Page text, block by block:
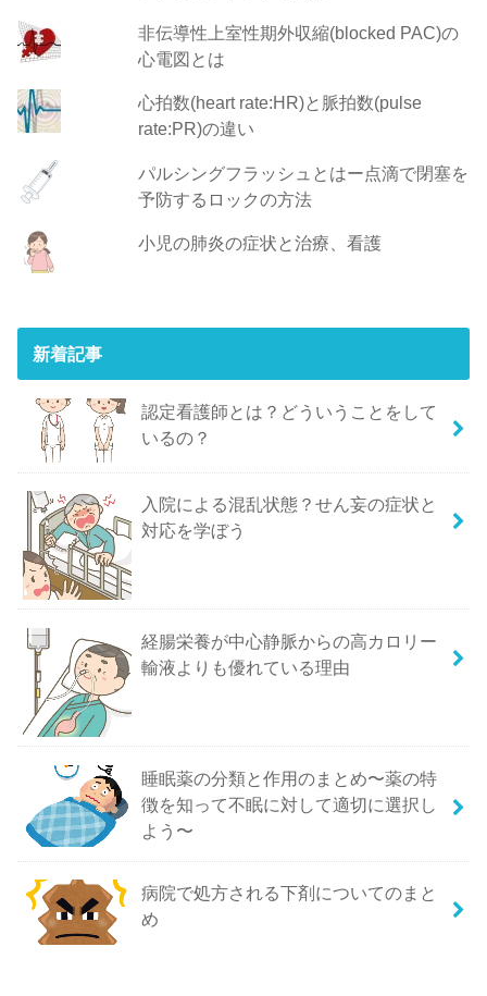
非伝導性上室性期外収縮(blocked PAC)の
心電図とは
心拍数(heart rate:HR)と脈拍数(pulse
rate:PR)の違い
パルシングフラッシュとはー点滴で閉塞を
予防するロックの方法
小児の肺炎の症状と治療、看護
新着記事
認定看護師とは？どういうことをして
いるの？
入院による混乱状態？せん妄の症状と
対応を学ぼう
経腸栄養が中心静脈からの高カロリー
輸液よりも優れている理由
睡眠薬の分類と作用のまとめ〜薬の特
徴を知って不眠に対して適切に選択し
よう〜
病院で処方される下剤についてのまと
め